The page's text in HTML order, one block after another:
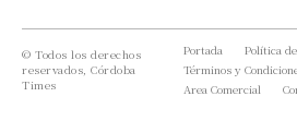
© Todos los derechos
reservados, Córdoba
Times
Portada
Política
Términos y
Area Comercial